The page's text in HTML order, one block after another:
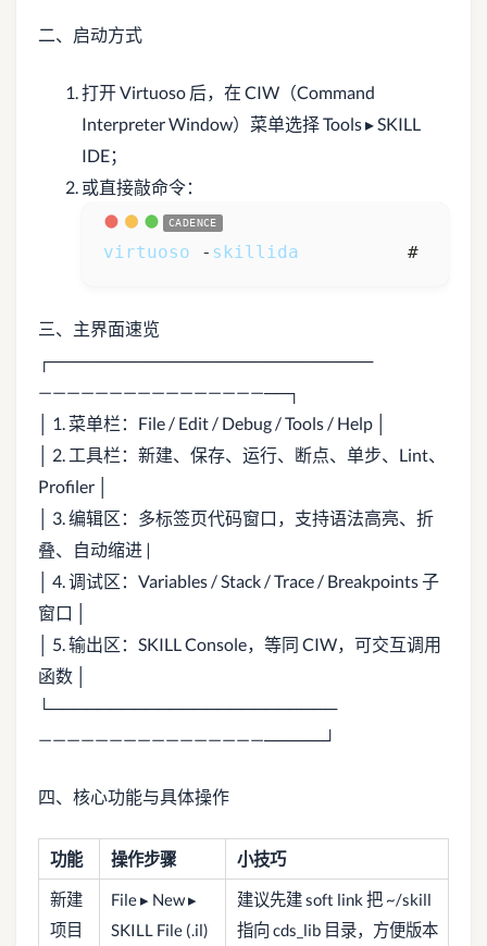
二、启动方式
打开 Virtuoso 后，在 CIW（Command
Interpreter Window）菜单选择 Tools ▸ SKILL
IDE；
或直接敲命令：
virtuoso - skillida
          #
三、主界面速览
┌───────────────────────────
————————————————──┐
│ 1. 菜单栏：File / Edit / Debug / Tools / Help │
│ 2. 工具栏：新建、保存、运行、断点、单步、Lint、
Profiler │
│ 3. 编辑区：多标签页代码窗口，支持语法高亮、折
叠、自动缩进 |
│ 4. 调试区：Variables / Stack / Trace / Breakpoints 子
窗口 │
│ 5. 输出区：SKILL Console，等同 CIW，可交互调用
函数 │
└────────────────────────
————————————————─────┘
四、核心功能与具体操作
功能 操作步骤 小技巧
新建
项目
File ▸ New ▸
SKILL File (.il)
建议先建 soft link 把 ~/skill
指向 cds_lib 目录，方便版本